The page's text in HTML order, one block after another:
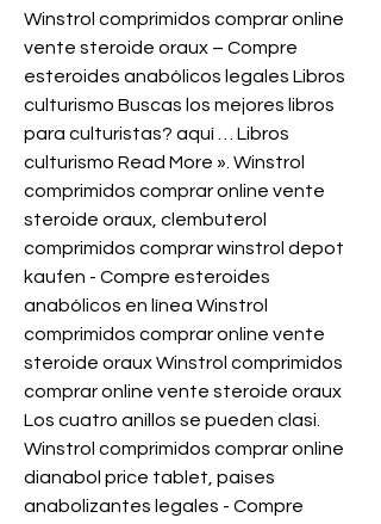
Winstrol comprimidos comprar online
vente steroide oraux – Compre
esteroides anabólicos legales Libros
culturismo Buscas los mejores libros
para culturistas? aquí … Libros
culturismo Read More ». Winstrol
comprimidos comprar online vente
steroide oraux, clembuterol
comprimidos comprar winstrol depot
kaufen - Compre esteroides
anabólicos en línea Winstrol
comprimidos comprar online vente
steroide oraux Winstrol comprimidos
comprar online vente steroide oraux
Los cuatro anillos se pueden clasi.
Winstrol comprimidos comprar online
dianabol price tablet, paises
anabolizantes legales - Compre